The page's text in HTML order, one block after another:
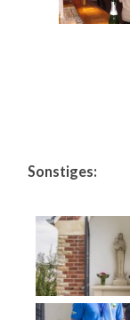
Sonstiges: